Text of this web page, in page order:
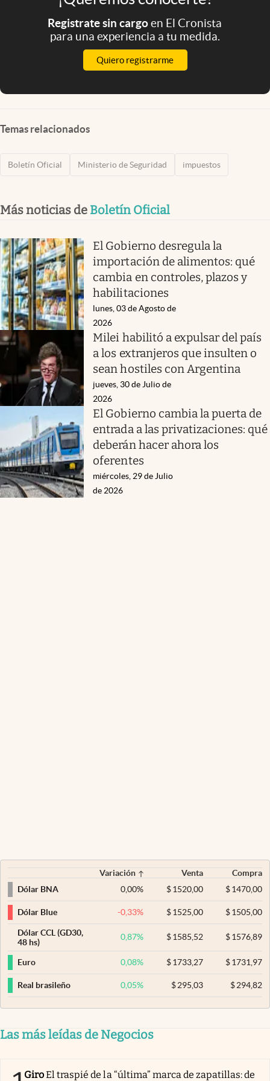
Registrate sin cargoen El Cronista
para una experiencia a tu medida.
Quiero registrarme
Temas relacionados
Boletín Oficial Ministerio de Seguridad impuestos
Más noticias de Boletín Oficial
El Gobierno desregula la
importación de alimentos: qué
cambia en controles, plazos y
habilitaciones
lunes, 03 de Agosto de
2026
Milei habilitó a expulsar del país
a los extranjeros que insulten o
sean hostiles con Argentina
jueves, 30 de Julio de
2026
El Gobierno cambia la puerta de
entrada a las privatizaciones: qué
deberán hacer ahora los
oferentes
miércoles, 29 de Julio
de 2026
Variación Venta
Compra
Dólar BNA
0,00% $ 1520,00 $1470,00
Dólar Blue -0,33% $ 1525,00 $1505,00
Dólar CCL (GD30,
48 hs)
0,87% $ 1585,52 $1576,89
Euro 0,08% $ 1733,27 $1731,97
Real brasileño 0,05% $ 295,03 $294,82
Las más leídas de Negocios
GiroEl traspié de la “última” marca de zapatillas: de